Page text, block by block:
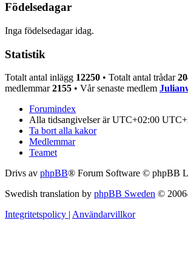
Födelsedagar
Inga födelsedagar idag.
Statistik
Totalt antal inlägg 12250 • Totalt antal trådar
medlemmar2155 • Vår senaste medlem
Forumindex
Alla tidsangivelser är UTC+02:00
Ta bort alla kakor
Medlemmar
Teamet
Drivs av phpBB® Forum Software © phpBB
Swedish translation by phpBB Sweden ©
Integritetspolicy | Användarvillkor